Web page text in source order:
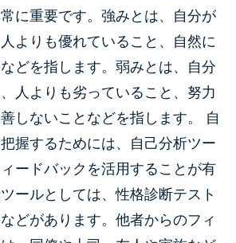
に重要です。強みとは、自分が
よりも優れていること、自然に
どを指します。弱みとは、自分
人よりも劣っていること、努力
しないことなどを指します。 自
握するためには、自己分析ツー
ードバックを活用することが有
ールとしては、性格診断テスト
どがあります。他者からのフィ